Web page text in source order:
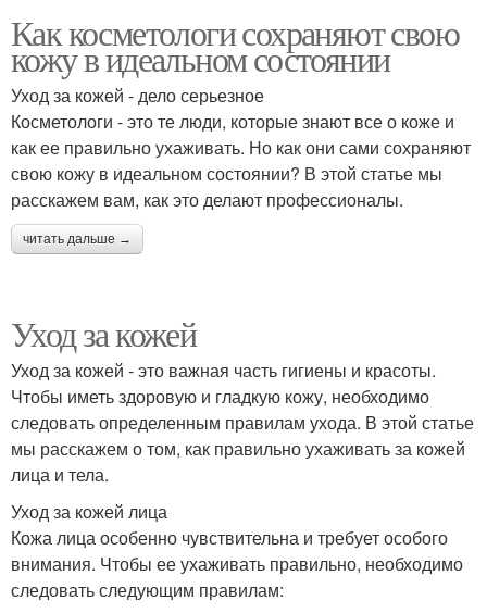
Как косметологи сохраняют свою
кожу в идеальном состоянии
Уход за кожей - дело серьезное
Косметологи - это те люди, которые знают все о коже и
как ее правильно ухаживать. Но как они сами сохраняют
свою кожу в идеальном состоянии? В этой статье мы
расскажем вам, как это делают профессионалы.
читать дальше →
Уход за кожей
Уход за кожей - это важная часть гигиены и красоты.
Чтобы иметь здоровую и гладкую кожу, необходимо
следовать определенным правилам ухода. В этой статье
мы расскажем о том, как правильно ухаживать за кожей
лица и тела.
Уход за кожей лица
Кожа лица особенно чувствительна и требует особого
внимания. Чтобы ее ухаживать правильно, необходимо
следовать следующим правилам: